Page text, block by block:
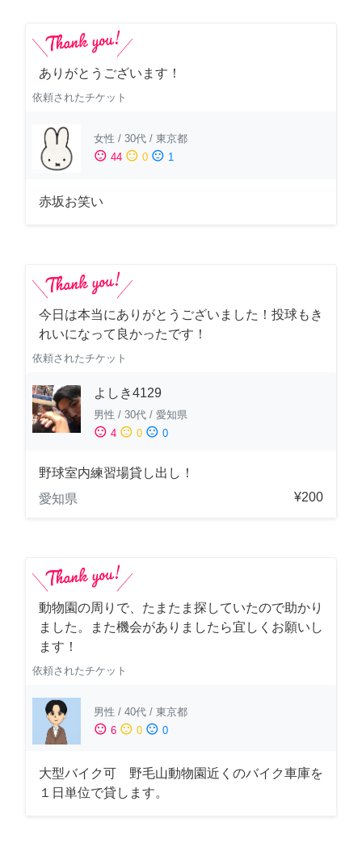
ありがとうございます！
依頼されたチケット
女性 / 30代 / 東京都
sentiment_satisfied 44 sentiment_neutral 0 sentiment_dissatisfied 1
赤坂お笑い
今日は本当にありがとうございました！投球もき
れいになって良かったです！
依頼されたチケット
よしき4129
男性 / 30代 / 愛知県
sentiment_satisfied 4 sentiment_neutral 0 sentiment_dissatisfied 0
野球室内練習場貸し出し！
愛知県
¥200
動物園の周りで、たまたま探していたので助かり
ました。また機会がありましたら宜しくお願いし
ます！
依頼されたチケット
男性 / 40代 / 東京都
sentiment_satisfied 6 sentiment_neutral 0 sentiment_dissatisfied 0
大型バイク可 野毛山動物園近くのバイク車庫を
１日単位で貸します。